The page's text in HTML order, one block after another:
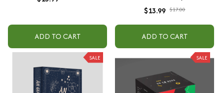
ADD TO CART
Cầu Cá Tra, Cờ Chiếu Yêu, Cờ
$13.99 $17.00
ADD TO CART
SALE SALE